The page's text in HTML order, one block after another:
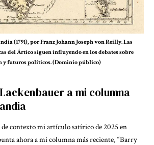
(1791), por Franz Johann Joseph von Reilly. Las
del Ártico siguen influyendo en los debates sobre
y futuros políticos. (Dominio público)
a mi columna
contexto miartículo satírico de 2025 en
ahora a mi columna más reciente, “Barry